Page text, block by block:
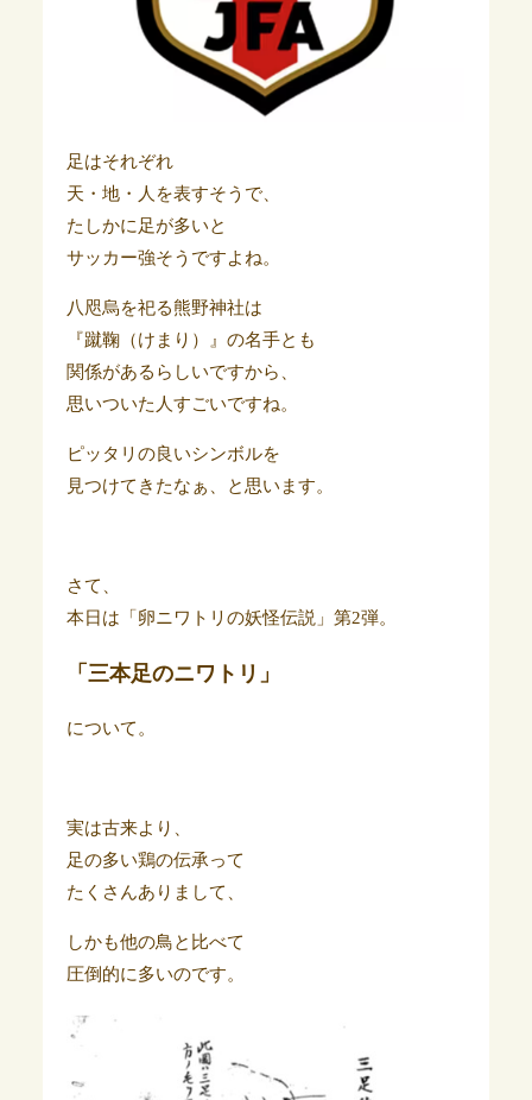
足はそれぞれ
天・地・人を表すそうで、
たしかに足が多いと
サッカー強そうですよね。
八咫烏を祀る熊野神社は
『蹴鞠（けまり）』の名手とも
関係があるらしいですから、
思いついた人すごいですね。
ピッタリの良いシンボルを
見つけてきたなぁ、と思います。
さて、
本日は「卵ニワトリの妖怪伝説」第2弾。
「三本足のニワトリ」
について。
実は古来より、
足の多い鶏の伝承って
たくさんありまして、
しかも他の鳥と比べて
圧倒的に多いのです。